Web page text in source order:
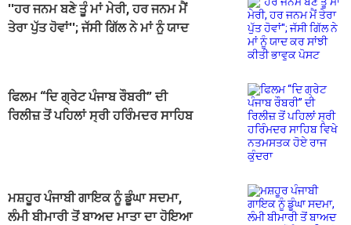
''ਹਰ ਜਨਮ ਬਣੇ ਤੂੰ ਮਾਂ ਮੇਰੀ, ਹਰ ਜਨਮ ਮੈਂ
ਤੇਰਾ ਪੁੱਤ ਹੋਵਾਂ''; ਜੱਸੀ ਗਿੱਲ ਨੇ ਮਾਂ ਨੂੰ ਯਾਦ
ਫਿਲਮ “ਦਿ ਗ੍ਰੇਟ ਪੰਜਾਬ ਰੌਬਰੀ” ਦੀ
ਰਿਲੀਜ਼ ਤੋਂ ਪਹਿਲਾਂ ਸ੍ਰੀ ਹਰਿੰਮਦਰ ਸਾਹਿਬ
ਮਸ਼ਹੂਰ ਪੰਜਾਬੀ ਗਾਇਕ ਨੂੰ ਡੂੰਘਾ ਸਦਮਾ,
ਲੰਮੀ ਬੀਮਾਰੀ ਤੋਂ ਬਾਅਦ ਮਾਤਾ ਦਾ ਹੋਇਆ